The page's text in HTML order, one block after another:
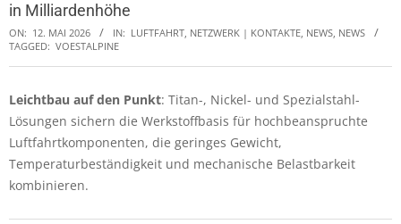
in Milliardenhöhe
ON: 12. MAI 2026 IN: LUFTFAHRT, NETZWERK | KONTAKTE, NEWS, NEWS
TAGGED: VOESTALPINE
Leichtbau auf den Punkt: Titan-, Nickel- und Spezialstahl-
Lösungen sichern die Werkstoffbasis für hochbeanspruchte
Luftfahrtkomponenten, die geringes Gewicht,
Temperaturbeständigkeit und mechanische Belastbarkeit
kombinieren.